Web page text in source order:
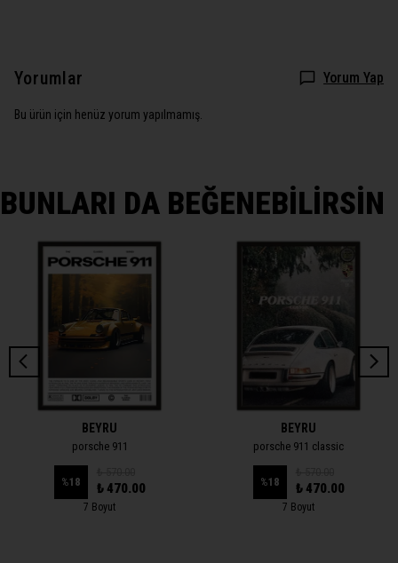
Yorumlar Yorum Yap
Bu ürün için henüz yorum yapılmamış.
BUNLARI DA BEĞENEBİLİRSİN
BEYRU
porsche 911
%18 ₺ 470.00
7 Boyut
BEYRU
porsche 911 classic
%18 ₺ 470.00
7 Boyut